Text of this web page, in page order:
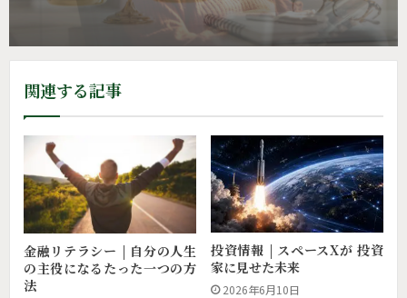
関連する記事
金融リテラシー | 自分の人生
の主役になるたった一つの方
法
投資情報 | スペースXが 投資
家に見せた未来
2026年6月10日